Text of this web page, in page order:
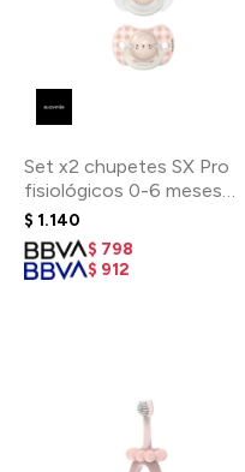
Set x2 chupetes SX Pro
fisiológicos 0-6 meses
Brilla en la oscuridad
$ 1.140
$ 798
$ 912